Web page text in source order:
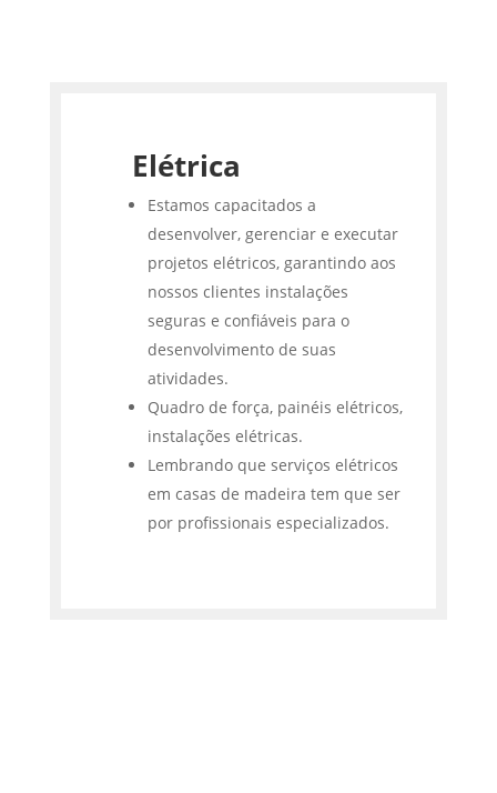
Elétrica
Estamos capacitados a
desenvolver, gerenciar e executar
projetos elétricos, garantindo aos
nossos clientes instalações
seguras e confiáveis para o
desenvolvimento de suas
atividades.
Quadro de força, painéis elétricos,
instalações elétricas.
Lembrando que serviços elétricos
em casas de madeira tem que ser
por profissionais especializados.